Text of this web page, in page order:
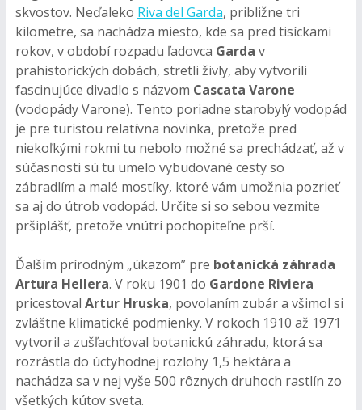
skvostov. Neďaleko Riva del Garda, približne tri
kilometre, sa nachádza miesto, kde sa pred tisíckami
rokov, v období rozpadu ľadovca Garda v
prahistorických dobách, stretli živly, aby vytvorili
fascinujúce divadlo s názvom Cascata Varone
(vodopády Varone). Tento poriadne starobylý vodopád
je pre turistou relatívna novinka, pretože pred
niekoľkými rokmi tu nebolo možné sa prechádzať, až v
súčasnosti sú tu umelo vybudované cesty so
zábradlím a malé mostíky, ktoré vám umožnia pozrieť
sa aj do útrob vodopád. Určite si so sebou vezmite
pršiplášť, pretože vnútri pochopiteľne prší.
Ďalším prírodným „úkazom” pre botanická záhrada
Artura Hellera. V roku 1901 do Gardone Riviera
pricestoval Artur Hruska, povolaním zubár a všimol si
zvláštne klimatické podmienky. V rokoch 1910 až 1971
vytvoril a zušľachťoval botanickú záhradu, ktorá sa
rozrástla do úctyhodnej rozlohy 1,5 hektára a
nachádza sa v nej vyše 500 rôznych druhoch rastlín zo
všetkých kútov sveta.